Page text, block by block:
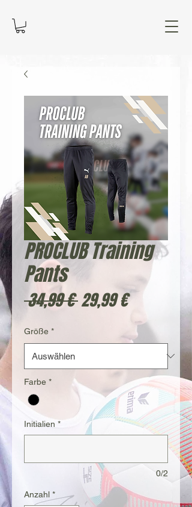
PROCLUB Training
Pants
34,99 € Standardpreis
29,99 €Sale-
Preis
Größe *
Farbe *
Initialien *
0/2
Anzahl *